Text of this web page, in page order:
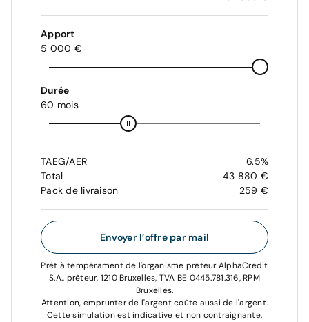
Apport
5 000 €
Durée
60 mois
TAEG/AER
6.5%
Total
43 880 €
Pack de livraison
259 €
Envoyer l’offre par mail
Prêt à tempérament de l'organisme prêteur AlphaCredit
S.A., prêteur, 1210 Bruxelles, TVA BE 0445.781.316, RPM
Bruxelles.
Attention, emprunter de l'argent coûte aussi de l'argent.
Cette simulation est indicative et non contraignante.